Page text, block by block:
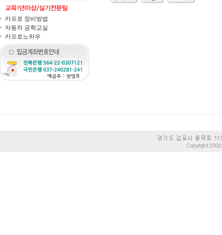
카프로 정비방법
자동차 공학교실
카프로노하우